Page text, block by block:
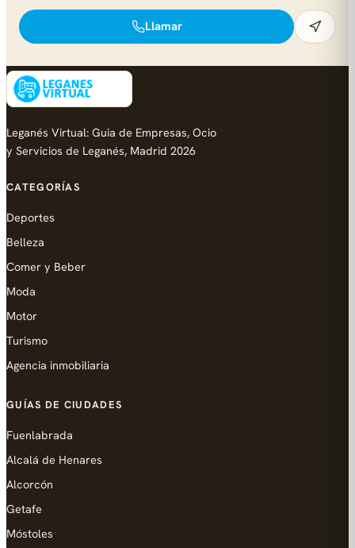
Llamar
Leganés Virtual: Guia de Empresas, Ocio
y Servicios de Leganés, Madrid 2026
CATEGORÍAS
Deportes
Belleza
Comer y Beber
Moda
Motor
Turismo
Agencia inmobiliaria
GUÍAS DE CIUDADES
Fuenlabrada
Alcalá de Henares
Alcorcón
Getafe
Móstoles